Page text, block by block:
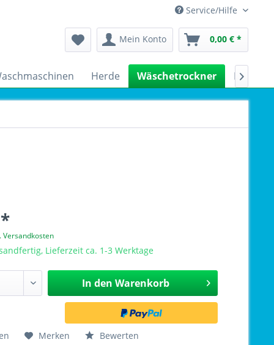
Service/Hilfe
Mein Konto 0,00 € *
Herde Wäschetrockner 
Versandkosten
Lieferzeit ca. 1-3 Werktage
In den Warenkorb
Merken Bewerten